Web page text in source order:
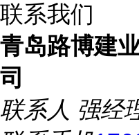
联系我们
青岛路博建
司
联系人 强经